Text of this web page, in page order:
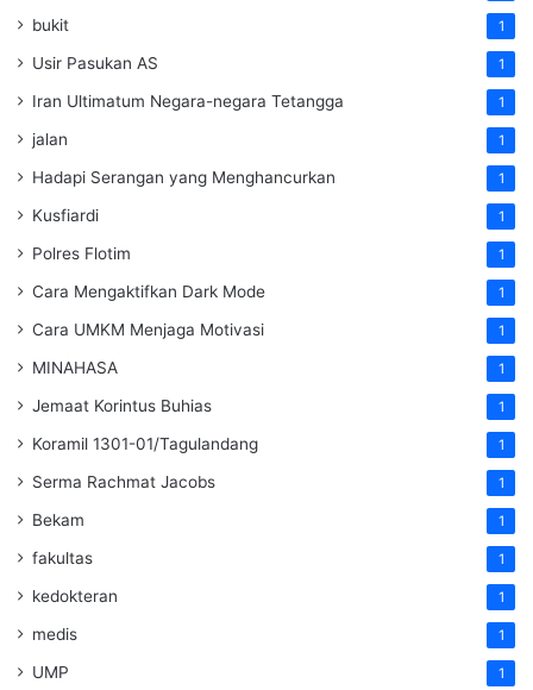
bukit 1
Usir Pasukan AS 1
Iran Ultimatum Negara-negara Tetangga 1
jalan 1
Hadapi Serangan yang Menghancurkan 1
Kusfiardi 1
Polres Flotim 1
Cara Mengaktifkan Dark Mode 1
Cara UMKM Menjaga Motivasi 1
MINAHASA 1
Jemaat Korintus Buhias 1
Koramil 1301-01/Tagulandang 1
Serma Rachmat Jacobs 1
Bekam 1
fakultas 1
kedokteran 1
medis 1
UMP 1